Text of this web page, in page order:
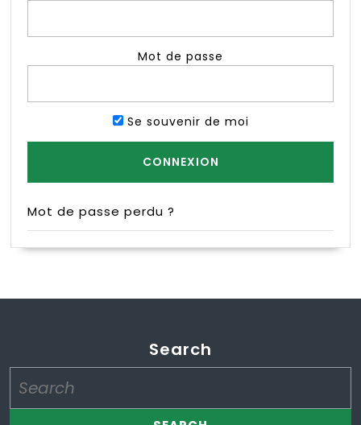
Mot de passe
Se souvenir de moi
Mot de passe perdu ?
Search
for: